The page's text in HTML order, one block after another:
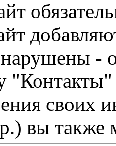
-
"Контакты"
своих
вы также